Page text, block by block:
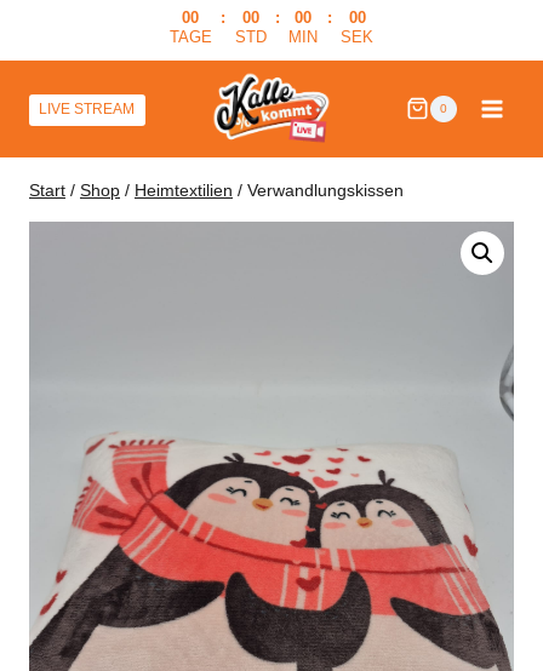
00
TAGE
:
00
STD
:
00
MIN
:
00
SEK
LIVE STREAM 0
Start / Shop / Heimtextilien / Verwandlungskissen